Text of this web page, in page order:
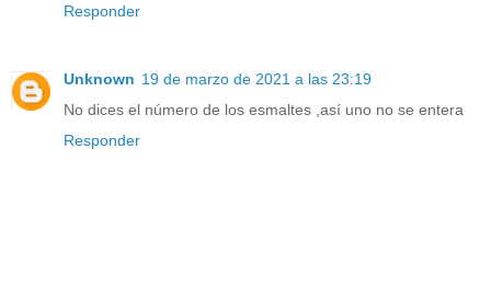
Responder
Unknown 19 de marzo de 2021 a las 23:19
No dices el número de los esmaltes ,así uno no se entera
Responder